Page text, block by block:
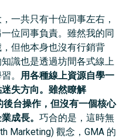
一共只有十位同事左右，
位同事負責。雖然我的同
但他本身也沒有行銷背
識也是透過坊間各式線上
。
用各種線上資源自學一
失方向。雖然瞭解
台操作，但沒有一個核心
成長。 巧合的是，這時無
Marketing) 觀念，GMA 的